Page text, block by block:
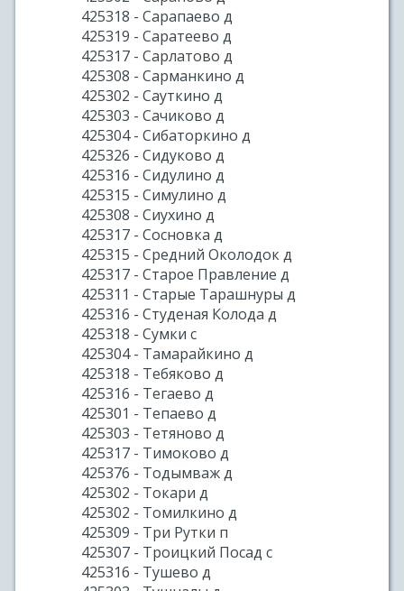
425318 - Сарапаево д
425319 - Саратеево д
425317 - Сарлатово д
425308 - Сарманкино д
425302 - Сауткино д
425303 - Сачиково д
425304 - Сибаторкино д
425326 - Сидуково д
425316 - Сидулино д
425315 - Симулино д
425308 - Сиухино д
425317 - Сосновка д
425315 - Средний Околодок д
425317 - Старое Правление д
425311 - Старые Тарашнуры д
425316 - Студеная Колода д
425318 - Сумки с
425304 - Тамарайкино д
425318 - Тебяково д
425316 - Тегаево д
425301 - Тепаево д
425303 - Тетяново д
425317 - Тимоково д
425376 - Тодымваж д
425302 - Токари д
425302 - Томилкино д
425309 - Три Рутки п
425307 - Троицкий Посад с
425316 - Тушево д